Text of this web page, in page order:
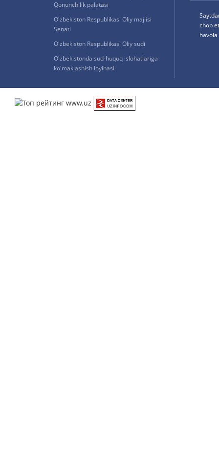
Qonunchilik palatasi
O'zbekiston Respublikasi Oliy majlisi
Senati
O'zbekiston Respublikasi Oliy sudi
O'zbekistonda sud-huquq islohatlariga
ko'maklashish loyihasi
chop